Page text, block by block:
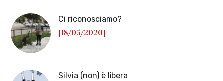
Ci riconosciamo?
[18/05/2020]
Silvia (non) è libera